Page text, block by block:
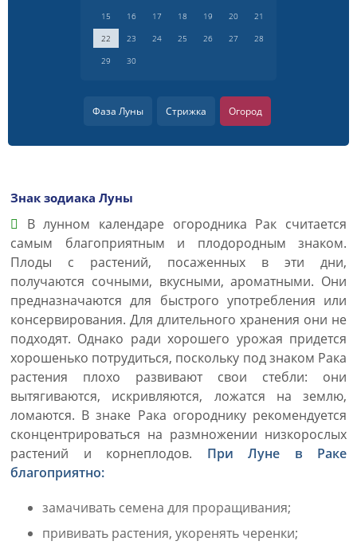
15
16 17 18 19 20
21
22
23 24 25 26 27
28
29
30
Фаза Луны Стрижка Огород
Знак зодиака Луны
В лунном календаре огородника Рак считается
самым благоприятным и плодородным знаком.
Плоды с растений, посаженных в эти дни,
получаются сочными, вкусными, ароматными. Они
предназначаются для быстрого употребления или
консервирования. Для длительного хранения они не
подходят. Однако ради хорошего урожая придется
хорошенько потрудиться, поскольку под знаком Рака
растения плохо развивают свои стебли: они
вытягиваются, искривляются, ложатся на землю,
ломаются. В знаке Рака огороднику рекомендуется
сконцентрироваться на размножении низкорослых
растений и корнеплодов. При Луне в Раке
благоприятно:
замачивать семена для проращивания;
прививать растения, укоренять черенки;